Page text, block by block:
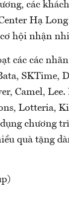
các
Hạ
hội nhận
các các
SKTime,
Camel, Lee.
Lotteria,
chương
quà tặng